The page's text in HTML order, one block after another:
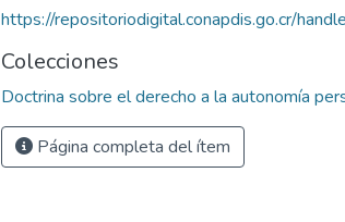
https://repositoriodigital.conapdis.go.cr/
Colecciones
Doctrina sobre el derecho a la autonomía
Página completa del ítem